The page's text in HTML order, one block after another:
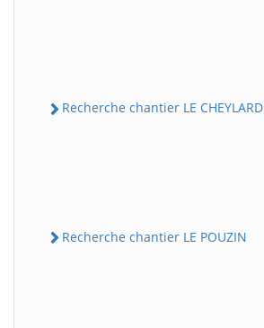
Recherche chantier LE CHEYLARD
Recherche chantier LE POUZIN